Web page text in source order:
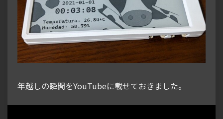
年越しの瞬間をYouTubeに載せておきました。